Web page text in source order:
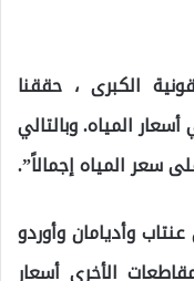
الكبرى ، حققنا
المائة في أسعار المياه. وبالتالي
وأديامان وأوردو
الأخرى أسعار